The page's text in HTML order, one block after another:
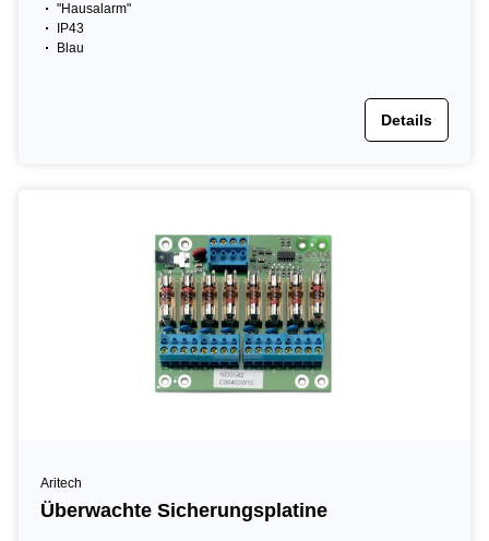
"Hausalarm"
IP43
Blau
Details
Aritech
Überwachte Sicherungsplatine